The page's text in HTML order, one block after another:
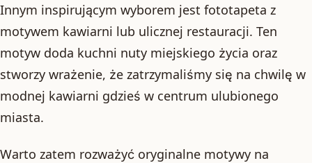
Innym inspirującym wyborem jest fototapeta z
motywem kawiarni lub ulicznej restauracji. Ten
motyw doda kuchni nuty miejskiego życia oraz
stworzy wrażenie, że zatrzymaliśmy się na chwilę w
modnej kawiarni gdzieś w centrum ulubionego
miasta.
Warto zatem rozważyć oryginalne motywy na